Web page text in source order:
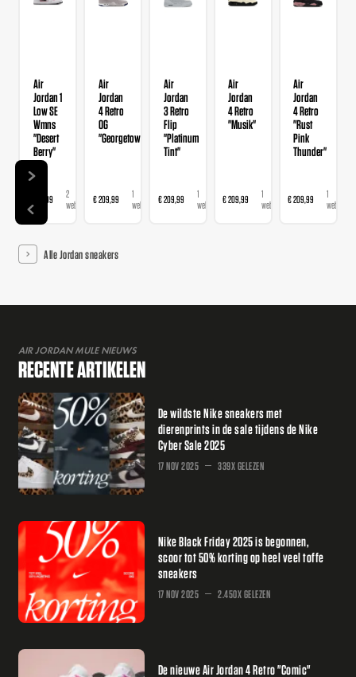
Air
Jordan 1
Low SE
Wmns
"Desert
Berry"
€ 139,99
2
webshops
Air
Jordan
4 Retro
OG
"Georgetown"
€ 209,99
1
webshop
Air
Jordan
3 Retro
Flip
"Platinum
Tint"
€ 209,99
1
webshop
Air
Jordan
4 Retro
"Musik"
€ 209,99
1
webshop
Air
Jordan
4 Retro
"Rust
Pink
Thunder"
€ 209,99
1
webshop
Alle Jordan sneakers
AIR JORDAN MULE NIEUWS
RECENTE ARTIKELEN
De wildste Nike sneakers met
dierenprints in de sale tijdens de Nike
Cyber Sale 2025
17 NOV 2025 339X GELEZEN
Nike Black Friday 2025 is begonnen,
scoor tot 50% korting op heel veel toffe
sneakers
17 NOV 2025 2.450X GELEZEN
De nieuwe Air Jordan 4 Retro "Comic"